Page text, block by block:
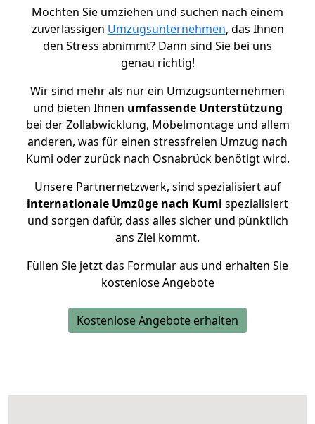
Möchten Sie umziehen und suchen nach einem
zuverlässigen Umzugsunternehmen, das Ihnen
den Stress abnimmt? Dann sind Sie bei uns
genau richtig!
Wir sind mehr als nur ein Umzugsunternehmen
und bieten Ihnen umfassende Unterstützung
bei der Zollabwicklung, Möbelmontage und allem
anderen, was für einen stressfreien Umzug nach
Kumi oder zurück nach Osnabrück benötigt wird.
Unsere Partnernetzwerk, sind spezialisiert auf
internationale Umzüge nach Kumi spezialisiert
und sorgen dafür, dass alles sicher und pünktlich
ans Ziel kommt.
Füllen Sie jetzt das Formular aus und erhalten Sie
kostenlose Angebote
Kostenlose Angebote erhalten